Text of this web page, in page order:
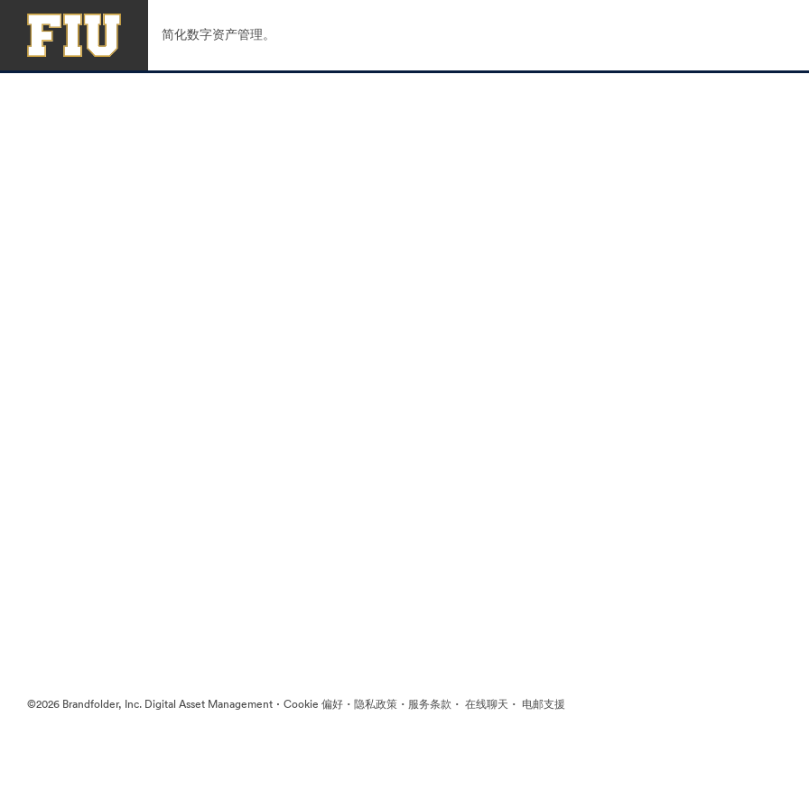
简化数字资产管理。
©2026 Brandfolder, Inc. Digital Asset Management · Cookie 偏好 · 隐私政策 · 服务条款 · 在线聊天 · 电邮支援